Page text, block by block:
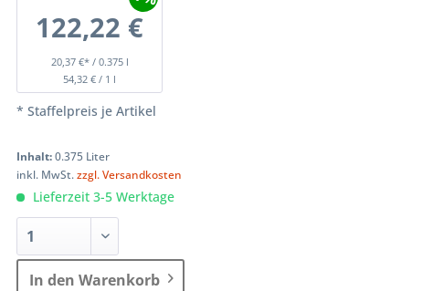
122,22 €
20,37 €* / 0.375 l
54,32 € / 1 l
* Staffelpreis je Artikel
Inhalt:0.375 Liter
inkl. MwSt.zzgl. Versandkosten
Lieferzeit 3-5 Werktage
In den Warenkorb